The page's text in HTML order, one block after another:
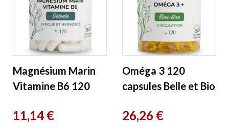
Magnésium Marin
Vitamine B6 120
Prix
11,14 €
Oméga 3 120
capsules Belle et Bio
Prix
26,26 €